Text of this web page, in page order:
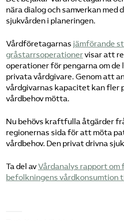
nära dialog och samverkan med
sjukvården i planeringen.
Vårdföretagarnas jämförande
gråstarrsoperationervisar att
operationer för pengarna om de
privata vårdgivare. Genom att
vårdgivarnas kapacitet kan fler
vårdbehov mötta.
Nu behövs kraftfulla åtgärder
regionernas sida för att möta
vårdbehov. Den privat drivna
Ta del avVårdanalys rapport om
befolkningens vårdkonsumtion